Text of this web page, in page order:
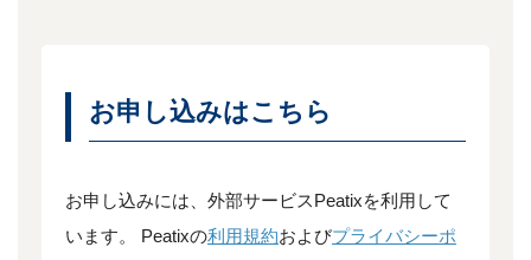
お申し込みはこちら
お申し込みには、外部サービスPeatixを利用して
います。
Peatixの利用規約およびプライバシーポ